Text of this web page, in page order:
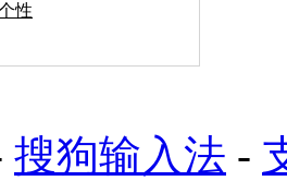
性
搜狗输入法 -